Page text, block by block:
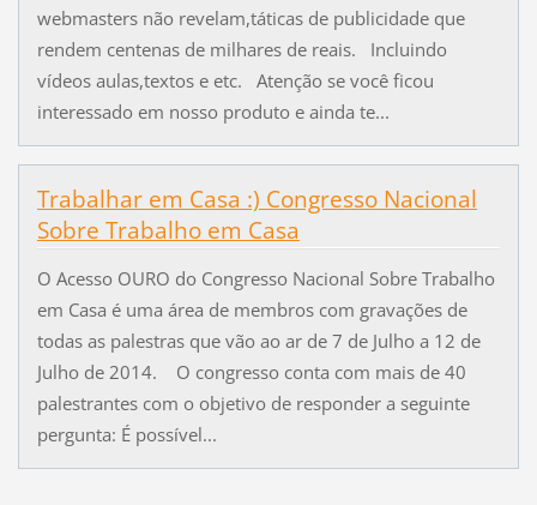
webmasters não revelam,táticas de publicidade que
rendem centenas de milhares de reais. Incluindo
vídeos aulas,textos e etc. Atenção se você ficou
interessado em nosso produto e ainda te...
Trabalhar em Casa :) Congresso Nacional
Sobre Trabalho em Casa
O Acesso OURO do Congresso Nacional Sobre Trabalho
em Casa é uma área de membros com gravações de
todas as palestras que vão ao ar de 7 de Julho a 12 de
Julho de 2014. O congresso conta com mais de 40
palestrantes com o objetivo de responder a seguinte
pergunta: É possível...